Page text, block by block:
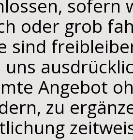
sofern
oder grob
sind
Angebot
zu